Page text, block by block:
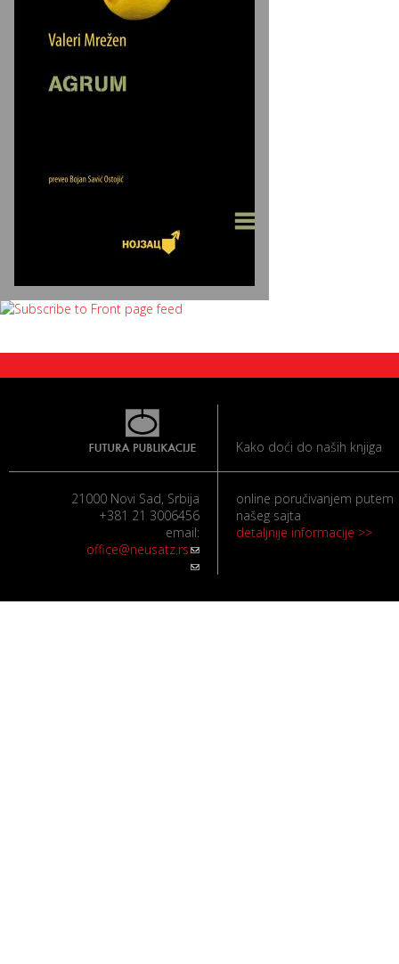
Kako doći do naših knjiga
21000 Novi Sad, Srbija
+381 21 3006456
email:
office@neusatz.rs(link sends e-mail)
online poručivanjem putem
našeg sajta
detaljnije informacije >>